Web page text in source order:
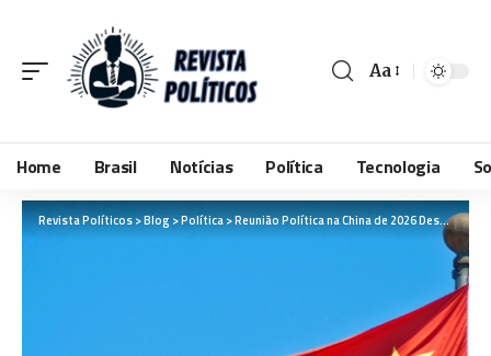
Aa
Home Brasil Notícias Política Tecnologia
Revista Políticos>Blog>Política>Reunião Política na China de 2026 Destaca Crescimento Econômico e Estratégia Nacional